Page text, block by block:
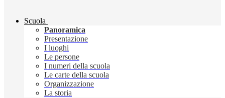
Scuola
Panoramica
Presentazione
I luoghi
Le persone
I numeri della scuola
Le carte della scuola
Organizzazione
La storia